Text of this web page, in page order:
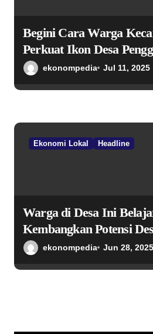
Begini Cara Warga
Perkuat Ikon Desa
Lokal Melalui TPID
ekonompedia Jul 11, 2025
Ekonomi Lokal Headline
Warga di Desa Ini
Kembangkan Potensi
ekonompedia Jun 28, 2025